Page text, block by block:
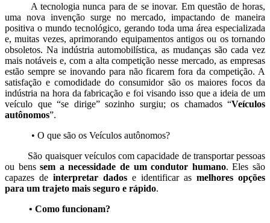
A tecnologia nunca para de se inovar. Em questão de horas,
uma nova invenção surge no mercado, impactando de maneira
positiva o mundo tecnológico, gerando toda uma área especializada
e, muitas vezes, aprimorando equipamentos antigos ou os tornando
obsoletos. Na indústria automobilística, as mudanças são cada vez
mais notáveis e, com a alta competição nesse mercado, as empresas
estão sempre se inovando para não ficarem fora da competição. A
satisfação e comodidade do consumidor são os maiores focos da
indústria na hora da fabricação e foi visando isso que a ideia de um
veículo que “se dirige” sozinho surgiu; os chamados “Veículos
autônomos”.
• O que são os Veículos autônomos?
São quaisquer veículos com capacidade de transportar pessoas
ou benssem a necessidade de um condutor humano. Eles são
capazes de interpretar dados e identificar as melhores opções
para um trajeto mais seguro e rápido.
• Como funcionam?